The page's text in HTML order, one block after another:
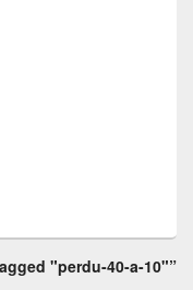
"perdu-40-a-10"”